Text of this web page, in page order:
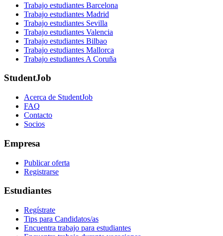
Trabajo estudiantes Barcelona
Trabajo estudiantes Madrid
Trabajo estudiantes Sevilla
Trabajo estudiantes Valencia
Trabajo estudiantes Bilbao
Trabajo estudiantes Mallorca
Trabajo estudiantes A Coruña
StudentJob
Acerca de StudentJob
FAQ
Contacto
Socios
Empresa
Publicar oferta
Registrarse
Estudiantes
Regístrate
Tips para Candidatos/as
Encuentra trabajo para estudiantes